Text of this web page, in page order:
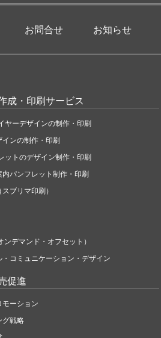
お問合せ お知らせ
成・印刷サービス
ヤーデザインの制作・印刷
インの制作・印刷
ットのデザイン制作・印刷
パンフレット制作・印刷
ブリマ印刷）
ンデマンド・オフセット）
コミュニケーション・デザイン
促進
モーション
グ戦略